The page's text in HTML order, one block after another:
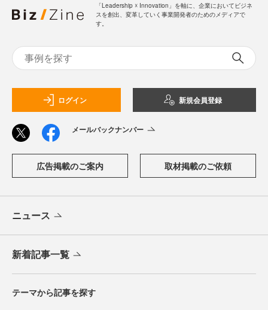
「Leadership ☓ Innovation」を軸に、企業においてビジネ
スを創出、変革していく事業開発者のためのメディアで
す。
ログイン 新規会員登録
メールバックナンバー
広告掲載のご案内 取材掲載のご依頼
ニュース
新着記事一覧
テーマから記事を探す